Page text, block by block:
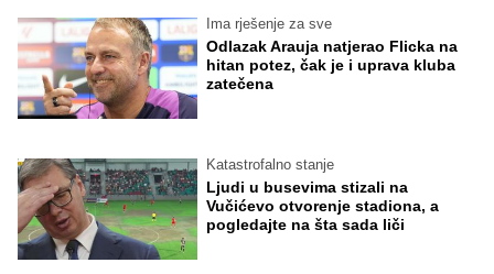
Ima rješenje za sve
Odlazak Arauja natjerao Flicka na
hitan potez, čak je i uprava kluba
zatečena
Katastrofalno stanje
Ljudi u busevima stizali na
Vučićevo otvorenje stadiona, a
pogledajte na šta sada liči